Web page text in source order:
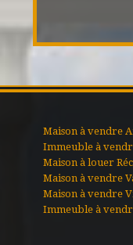
Maison à vendre
Immeuble à
Maison à louer
Maison à vendre
Maison à vendre
Immeuble à